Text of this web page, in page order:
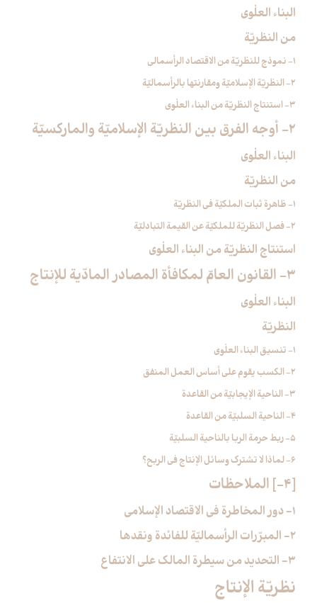
البناء العلْوي
من النظريّة
1- نموذج للنظريّة من الاقتصاد الرأسمالي
2- النظريّة الإسلاميّة ومقارنتها بالرأسماليّة
3- استنتاج النظريّة من البناء العلْوي
2- أوجه الفرق بين النظريّة الإسلاميّة والماركسيّة
البناء العلْوي
من النظريّة
1- ظاهرة ثبات الملكيّة في النظريّة
2- فصل النظريّة للملكيّة عن القيمة التبادليّة
استنتاج النظريّة من البناء العلْوي
3- القانون العامّ لمكافأة المصادر المادّية للإنتاج‏
البناء العلْوي
النظريّة
1- تنسيق البناء العلْوي
2- الكسب يقوم على أساس العمل المنفق
3- الناحية الإيجابيّة من القاعدة
4- الناحية السلبيّة من القاعدة
5- ربط حرمة الربا بالناحية السلبيّة
6- لماذا لا تشترك وسائل الإنتاج في الربح؟
[4-] الملاحظات‏
1- دور المخاطرة في الاقتصاد الإسلامي
2- المبرّرات الرأسماليّة للفائدة ونقدها
3- التحديد من سيطرة المالك على الانتفاع
نظريّة الإنتاج‏